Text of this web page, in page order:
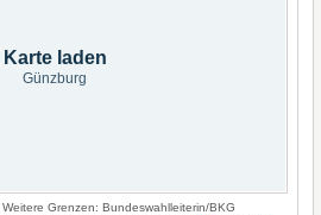
Karte laden
Günzburg
. Weitere Grenzen: Bundeswahlleiterin/BKG